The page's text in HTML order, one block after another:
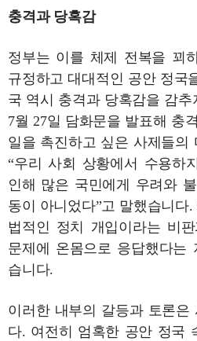
충격과 당혹감
정부는 이를 체제 전복을 꾀
규정하고 대대적인 공안 정국
국 역시 충격과 당혹감을 감
7월 27일 담화문을 발표해 충
일을 촉진하고 싶은 사제들의
“우리 사회 상황에서 수용하
인해 많은 국민에게 우려와
동이 아니었다”고 말했습니다
법적인 정치 개입이라는 비
문제에 온몸으로 응답했다는
습니다.
이러한 내부의 갈등과 토론은
다. 여전히 엄혹한 공안 정국